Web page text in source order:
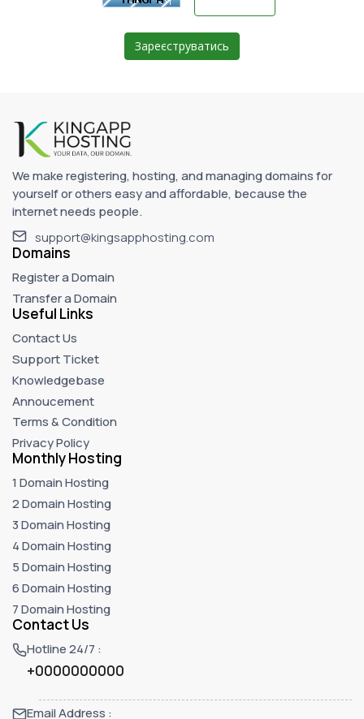
We make registering, hosting, and managing domains for
yourself or others easy and affordable, because the
internet needs people.
support@kingsapphosting.com
Domains
Register a Domain
Transfer a Domain
Useful Links
Contact Us
Support Ticket
Knowledgebase
Annoucement
Terms & Condition
Privacy Policy
Monthly Hosting
1 Domain Hosting
2 Domain Hosting
3 Domain Hosting
4 Domain Hosting
5 Domain Hosting
6 Domain Hosting
7 Domain Hosting
Contact Us
Hotline 24/7 :
+0000000000
Email Address :